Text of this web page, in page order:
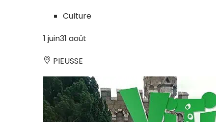
Culture
1 juin31 août
PIEUSSE